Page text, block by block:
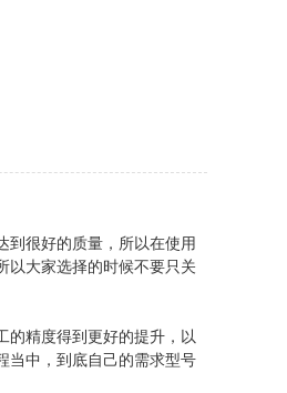
很好的质量，所以在使用
以大家选择的时候不要只关
精度得到更好的提升，以
当中，到底自己的需求型号